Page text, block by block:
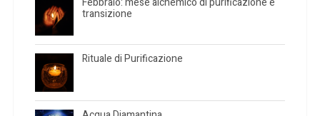
transizione
Rituale di Purificazione